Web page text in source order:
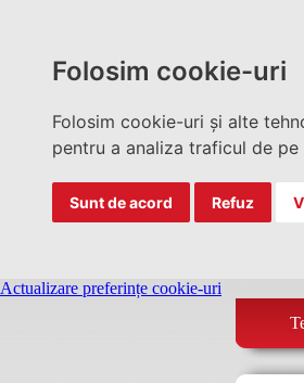
Folosim cookie-uri
Folosim cookie-uri și alte
pentru a analiza traficul de
Sunt de acord Refuz
Actualizare preferințe cookie-uri